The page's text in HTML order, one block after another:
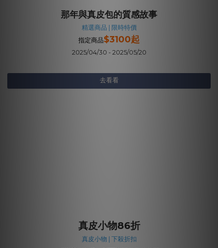
那年與真皮包的質感故事
精選商品 | 限時特價
指定商品$3100起
2025/04/30 - 2025/05/20
去看看
真皮小物86折
真皮小物 | 下殺折扣